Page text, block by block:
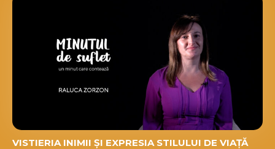
VISTIERIA INIMII ȘI EXPRESIA STILULUI DE VIAȚĂ